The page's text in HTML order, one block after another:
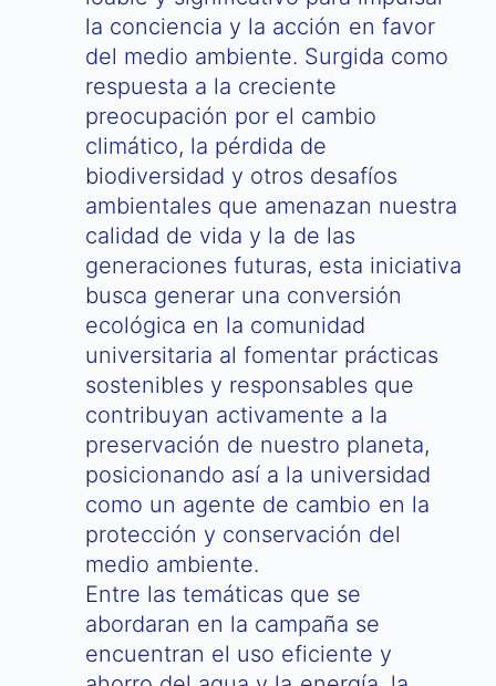
la conciencia y la acción en favor
del medio ambiente. Surgida como
respuesta a la creciente
preocupación por el cambio
climático, la pérdida de
biodiversidad y otros desafíos
ambientales que amenazan nuestra
calidad de vida y la de las
generaciones futuras, esta iniciativa
busca generar una conversión
ecológica en la comunidad
universitaria al fomentar prácticas
sostenibles y responsables que
contribuyan activamente a la
preservación de nuestro planeta,
posicionando así a la universidad
como un agente de cambio en la
protección y conservación del
medio ambiente.
Entre las temáticas que se
abordaran en la campaña se
encuentran el uso eficiente y